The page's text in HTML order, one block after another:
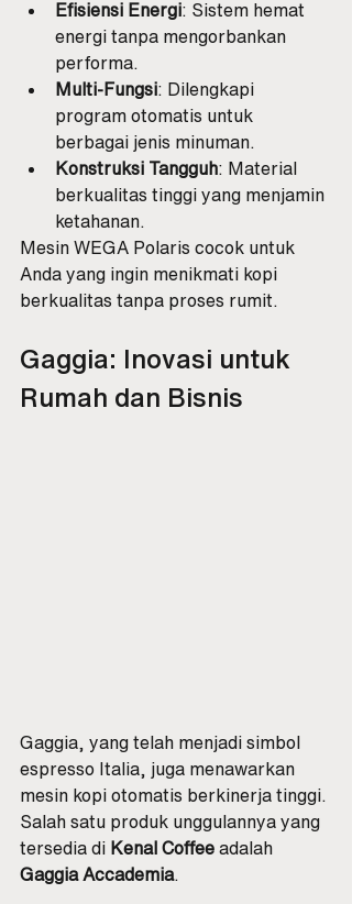
Efisiensi Energi: Sistem hemat
energi tanpa mengorbankan
performa.
Multi-Fungsi: Dilengkapi
program otomatis untuk
berbagai jenis minuman.
Konstruksi Tangguh: Material
berkualitas tinggi yang menjamin
ketahanan.
Mesin WEGA Polaris cocok untuk
Anda yang ingin menikmati kopi
berkualitas tanpa proses rumit.
Gaggia: Inovasi untuk
Rumah dan Bisnis
Gaggia, yang telah menjadi simbol
espresso Italia, juga menawarkan
mesin kopi otomatis berkinerja tinggi.
Salah satu produk unggulannya yang
tersedia di Kenal Coffee adalah
Gaggia Accademia